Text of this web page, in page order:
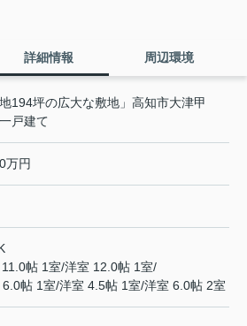
詳細情報 周辺環境
地194坪の広大な敷地」高知市大津甲
戸建て
万円
帖 1室/洋室 12.0帖 1室/
帖 1室/洋室 4.5帖 1室/洋室 6.0帖 2室